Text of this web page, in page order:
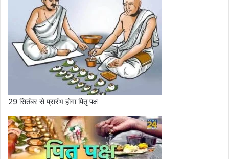
29 सितंबर से प्रारंभ होगा पितृ पक्ष